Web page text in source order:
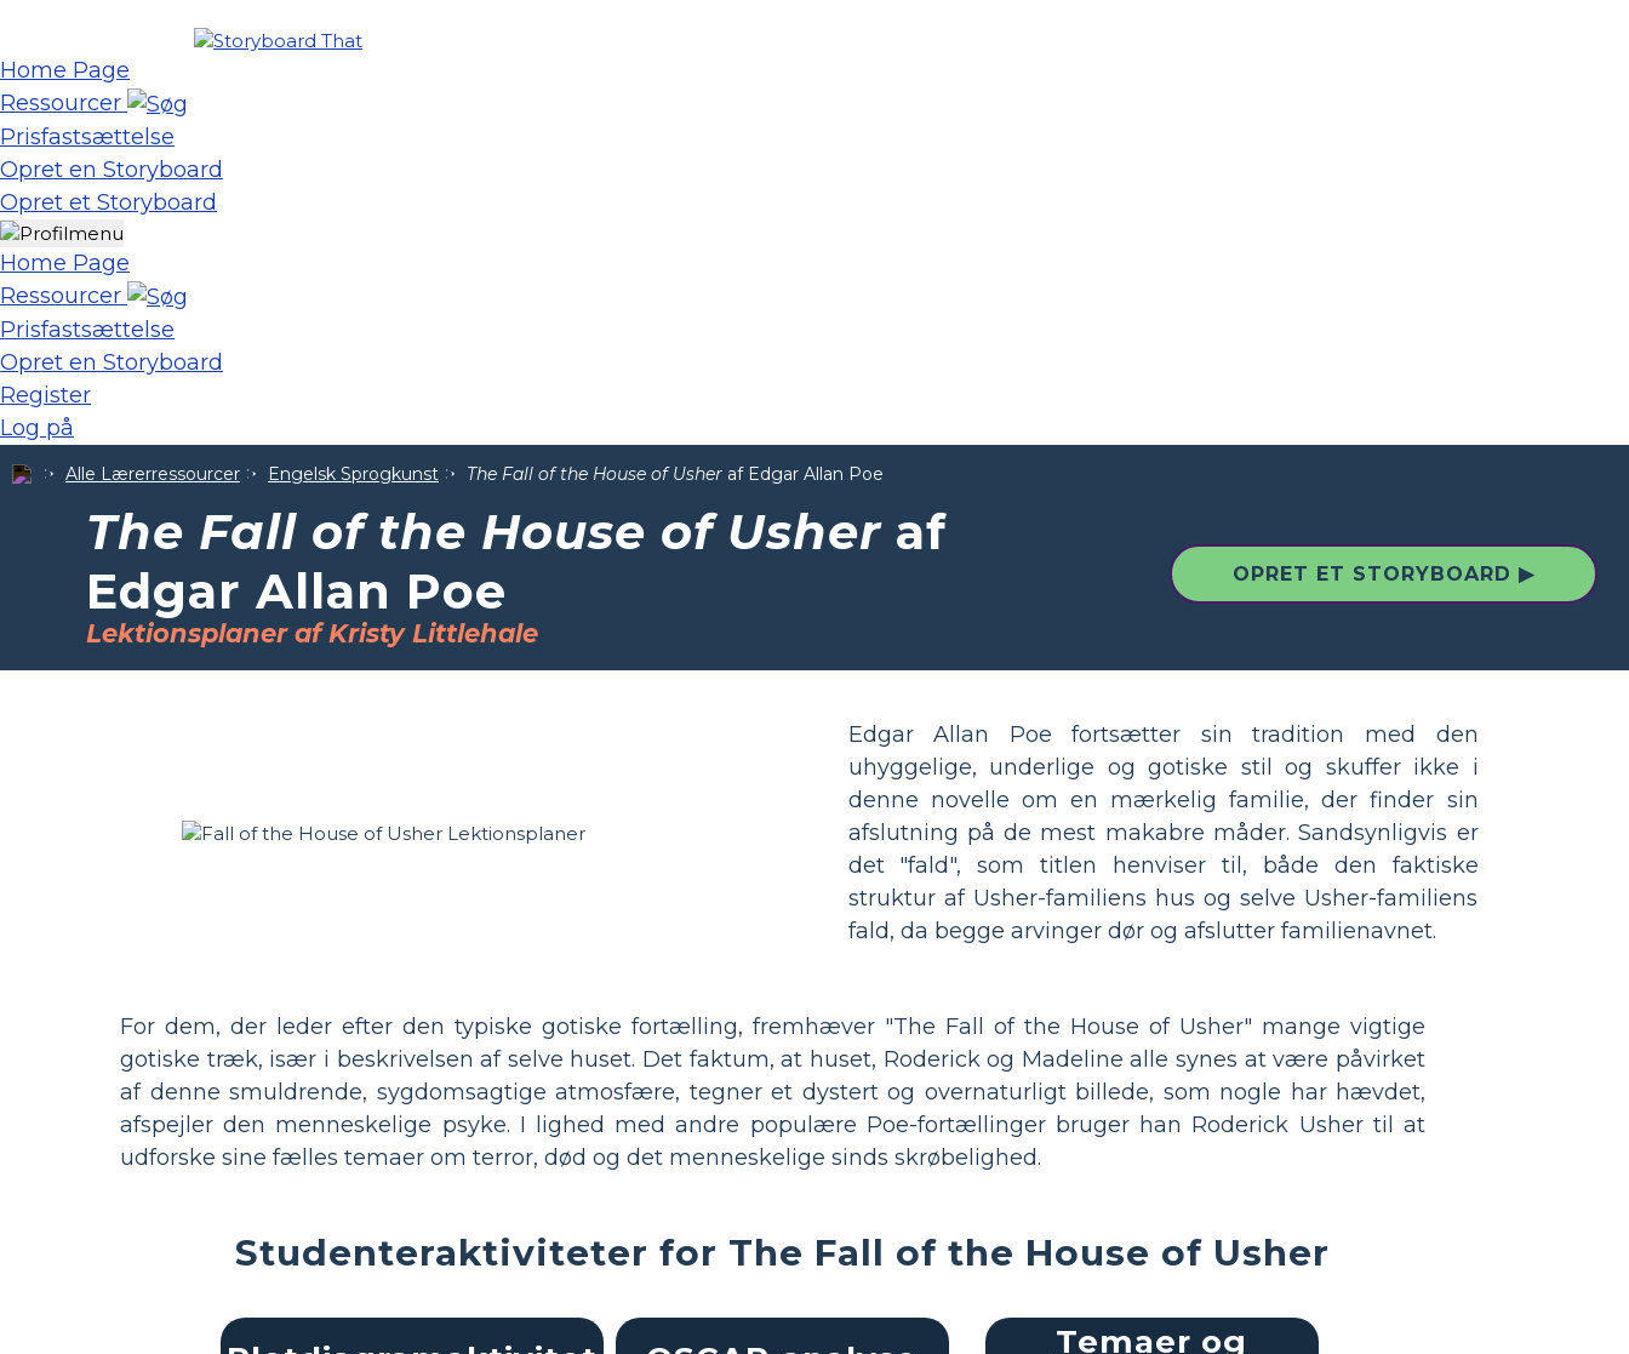
Home Page
Ressourcer
Prisfastsættelse
Opret en Storyboard
Opret et Storyboard
Home Page
Ressourcer
Prisfastsættelse
Opret en Storyboard
Register
Log på
Alle Lærerressourcer Engelsk Sprogkunst The Fall of the House of Usher af Edgar Allan Poe
The Fall of the House of Usheraf
Edgar Allan Poe
Lektionsplaner af Kristy Littlehale
OPRET ET STORYBOARD ▶
Edgar Allan Poe fortsætter sin tradition med den
uhyggelige, underlige og gotiske stil og skuffer ikke i
denne novelle om en mærkelig familie, der finder sin
afslutning på de mest makabre måder. Sandsynligvis er
det "fald", som titlen henviser til, både den faktiske
struktur af Usher-familiens hus og selve Usher-familiens
fald, da begge arvinger dør og afslutter familienavnet.
For dem, der leder efter den typiske gotiske fortælling, fremhæver "The Fall of the House of Usher" mange vigtige
gotiske træk, især i beskrivelsen af ​​selve huset. Det faktum, at huset, Roderick og Madeline alle synes at være påvirket
af denne smuldrende, sygdomsagtige atmosfære, tegner et dystert og overnaturligt billede, som nogle har hævdet,
afspejler den menneskelige psyke. I lighed med andre populære Poe-fortællinger bruger han Roderick Usher til at
udforske sine fælles temaer om terror, død og det menneskelige sinds skrøbelighed.
Studenteraktiviteter for The Fall of the House of Usher
Temaer og